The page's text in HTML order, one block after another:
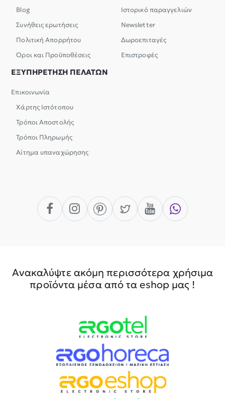
Blog
Συνήθεις ερωτήσεις
Πολιτική Απορρήτου
Όροι και Προϋποθέσεις
Ιστορικό παραγγελιών
Newsletter
Δωροεπιταγές
Επιστροφές
ΕΞΥΠΗΡΕΤΗΣΗ ΠΕΛΑΤΩΝ
Επικοινωνία
Χάρτης Ιστότοπου
Τρόποι Αποστολής
Τρόποι Πληρωμής
Αίτημα υπαναχώρησης
Ανακαλύψτε ακόμη περισσότερα χρήσιμα
προϊόντα μέσα από τα eshop μας !